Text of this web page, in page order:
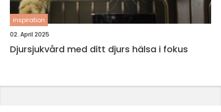
inspiration
02. April 2025
Djursjukvård med ditt djurs hälsa i fokus